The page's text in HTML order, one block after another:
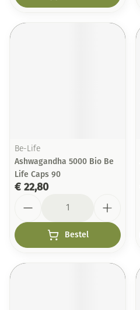
Be-Life
Ashwagandha 5000 Bio Be
Life Caps 90
€ 22,80
Bestel